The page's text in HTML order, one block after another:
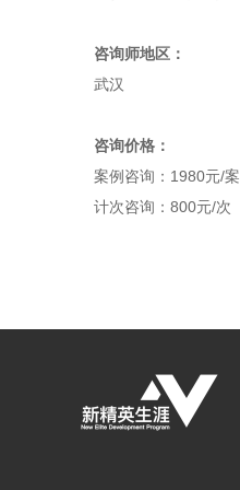
咨询师地区：
武汉
咨询价格：
案例咨询：1980元/案
计次咨询：800元/次